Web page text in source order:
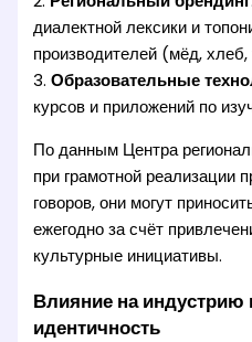
диалектной лексики и
производителей (мёд, хлеб,
3.Образовательные
курсов и приложений по
По данным Центра
при грамотной реализации
говоров, они могут
ежегодно за счёт
культурные инициативы.
Влияние на индустрию
идентичность